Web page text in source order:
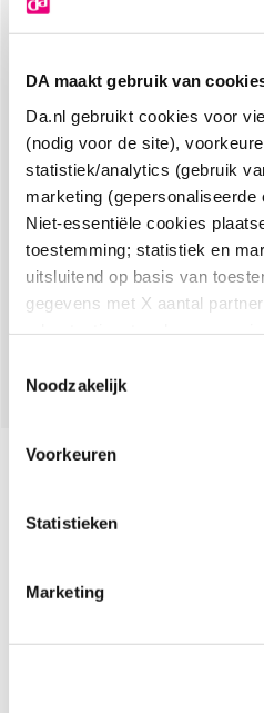
DA maakt gebruik van
Da.nl gebruikt cookies voor
(nodig voor de site),
statistiek/analytics (gebruik
marketing (gepersonaliseerde
Niet-essentiële cookies
toestemming; statistiek en
uitsluitend op basis van
gegevens met X aantal
en de bewaartermijnen per
gegevensverwerking staat in
Noodzakelijk
Voorkeuren
Statistieken
Marketing
8.6 uit4.106
Over DA
Klantenservice
Assortiment
Volg
Online aanbieder
webshop mag
⁠Verantwoorde zorg,